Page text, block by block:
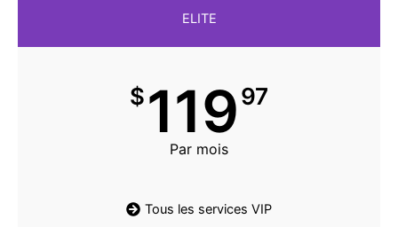
ELITE
$11997
Par mois
Tous les services VIP